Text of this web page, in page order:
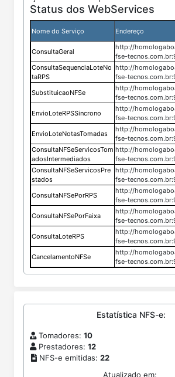
Status dos WebServices
Nome do Serviço Endereço
ConsultaGeral
http://
fse-
ConsultaSequenciaLoteNo
taRPS
http://
fse-
SubstituicaoNFSe
http://
fse-
EnvioLoteRPSSincrono
http://
fse-
EnvioLoteNotasTomadas
http://
fse-
ConsultaNFSeServicosTom
adosIntermediados
http://
fse-
ConsultaNFSeServicosPre
stados
http://
fse-
ConsultaNFSePorRPS
http://
fse-
ConsultaNFSePorFaixa
http://
fse-
ConsultaLoteRPS
http://
fse-
CancelamentoNFSe
http://
fse-
Estatística NFS-e:
Tomadores: 10
Prestadores: 12
NFS-e emitidas: 22
Atualizado em: